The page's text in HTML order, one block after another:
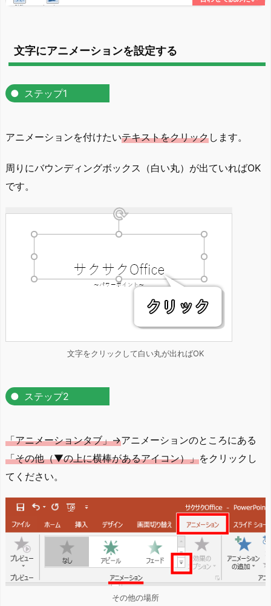
文字にアニメーションを設定する
ステップ1
アニメーションを付けたいテキストをクリックします。
周りにバウンディングボックス（白い丸）が出ていればOK
です。
文字をクリックして白い丸が出ればOK
ステップ2
「アニメーションタブ」→アニメーションのところにある
「その他（▼の上に横棒があるアイコン）」をクリックし
てください。
その他の場所